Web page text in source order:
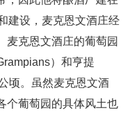
建设，麦克恩文酒庄经
克恩文酒庄的葡萄园
）和亨提
顷。虽然麦克恩文酒
个葡萄园的具体风土也